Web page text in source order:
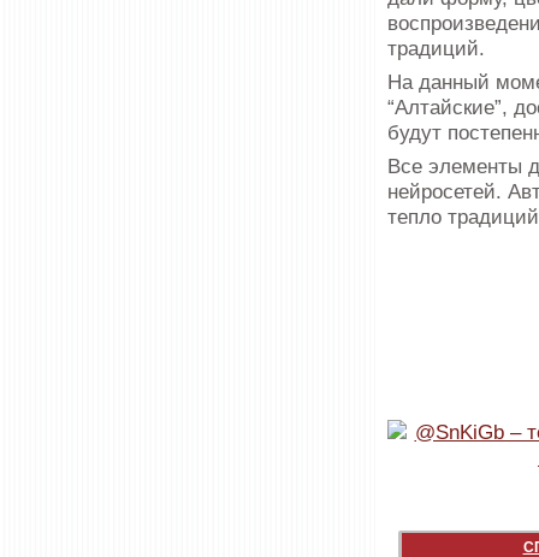
традиций.
На данный
“Алтайские”,
будут
Все элементы
нейросетей.
тепло